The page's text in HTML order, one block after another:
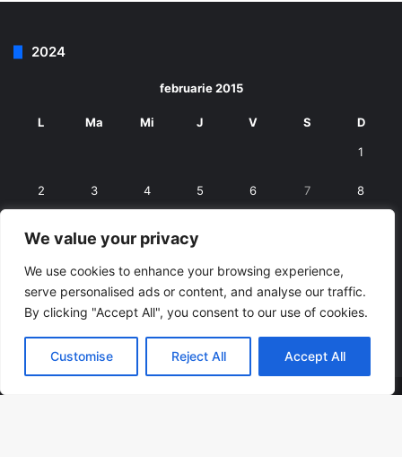
We value your privacy
We use cookies to enhance your browsing experience,
serve personalised ads or content, and analyse our traffic.
By clicking "Accept All", you consent to our use of cookies.
Customise Reject All Accept All
2024
februarie 2015
L Ma Mi J V S D
1
2 3 4 5 6 7 8
9
16 17 18 19 20 21
23 24 25 26 27 28
« ian. mart. »